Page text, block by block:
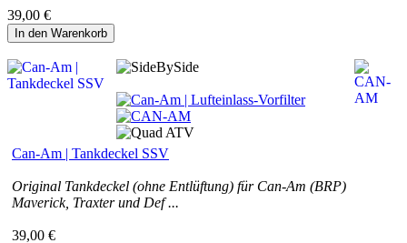
39,00 €
In den Warenkorb
Can-Am | Tankdeckel SSV
Original Tankdeckel (ohne Entlüftung) für Can-Am (BRP)
Maverick, Traxter und Def ...
39,00 €